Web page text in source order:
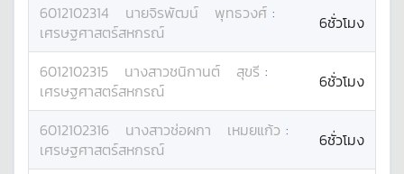
6012102314 นายจิรพัฒน์ พุทธวงศ์ :
เศรษฐศาสตร์สหกรณ์
6ชั่วโมง
6012102315 นางสาวชนิกานต์ สุขรี :
เศรษฐศาสตร์สหกรณ์
6ชั่วโมง
6012102316 นางสาวช่อผกา เหมยแก้ว :
เศรษฐศาสตร์สหกรณ์
6ชั่วโมง